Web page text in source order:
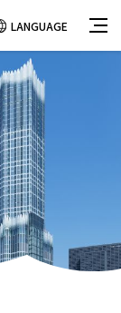
LANGUAGE